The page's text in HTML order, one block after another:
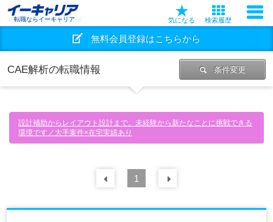
転職ならイーキャリア 気になる 検索履歴
無料会員登録はこちらから
CAE解析の転職情報 条件変更
設計補助からレイアウト設計まで。未経験から新たなことに挑戦できる
環境です／大手案件×在宅実績あり
前の 件
1